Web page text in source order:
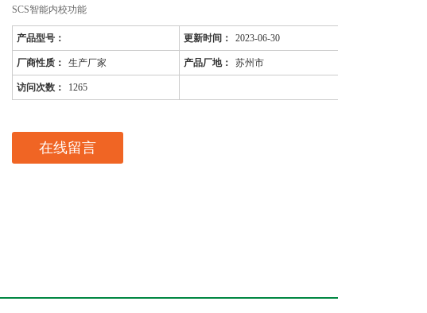
SCS智能内校功能
产品型号： 更新时间： 2023-06-30
厂商性质： 生产厂家 产品厂地： 苏州市
访问次数： 1265
在线留言